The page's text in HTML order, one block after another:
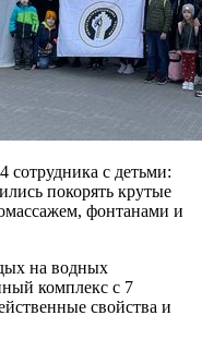
сотрудника с детьми:
покорять крутые
фонтанами и
на водных
комплекс с 7
свойства и